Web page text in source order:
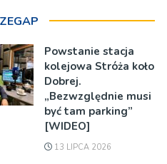
Powstanie stacja
kolejowa Stróża koło
Dobrej.
„Bezwzględnie musi
być tam parking”
[WIDEO]
13 LIPCA 2026